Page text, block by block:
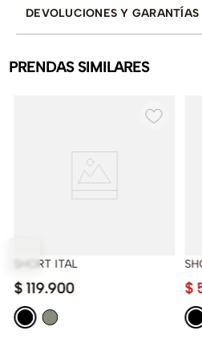
DEVOLUCIONES Y GARANTÍAS
PRENDAS SIMILARES
SHORT ITAL
$ 119.900 $